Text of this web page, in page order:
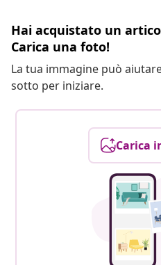
Hai acquistato un
Carica una foto!
La tua immagine può
sotto per iniziare.
Carica